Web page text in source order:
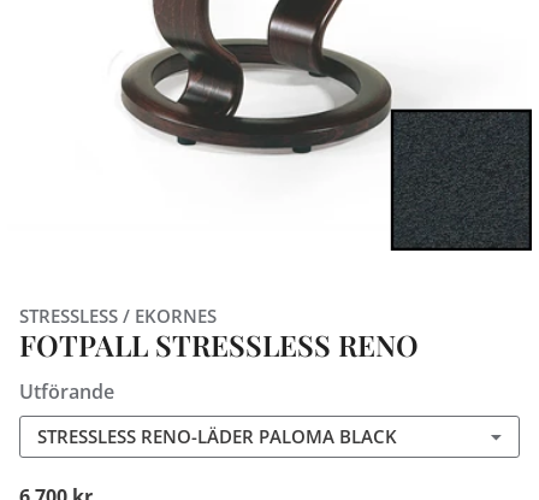
STRESSLESS / EKORNES
FOTPALL STRESSLESS RENO
Utförande
STRESSLESS RENO-LÄDER PALOMA BLACK